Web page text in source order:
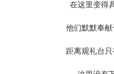
在这里变得
他们默默奉
距离观礼台